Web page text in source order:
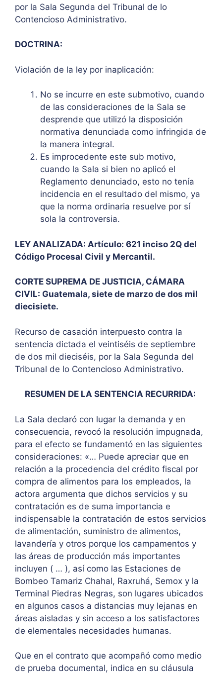
por la Sala Segunda del Tribunal de lo
Contencioso Administrativo.
DOCTRINA:
Violación de la ley por inaplicación:
No se incurre en este submotivo, cuando
de las consideraciones de la Sala se
desprende que utilizó la disposición
normativa denunciada como infringida de
la manera integral.
Es improcedente este sub motivo,
cuando la Sala si bien no aplicó el
Reglamento denunciado, esto no tenía
incidencia en el resultado del mismo, ya
que la norma ordinaria resuelve por sí
sola la controversia.
LEY ANALIZADA: Artículo: 621 inciso 2Q del
Código Procesal Civil y Mercantil.
CORTE SUPREMA DE JUSTICIA, CÁMARA
CIVIL: Guatemala, siete de marzo de dos mil
diecisiete.
Recurso de casación interpuesto contra la
sentencia dictada el veintiséis de septiembre
de dos mil dieciséis, por la Sala Segunda del
Tribunal de lo Contencioso Administrativo.
RESUMEN DE LA SENTENCIA RECURRIDA:
La Sala declaró con lugar la demanda y en
consecuencia, revocó la resolución impugnada,
para el efecto se fundamentó en las siguientes
consideraciones: «… Puede apreciar que en
relación a la procedencia del crédito fiscal por
compra de alimentos para los empleados, la
actora argumenta que dichos servicios y su
contratación es de suma importancia e
indispensable la contratación de estos servicios
de alimentación, suministro de alimentos,
lavandería y otros porque los campamentos y
las áreas de producción más importantes
incluyen ( … ), así como las Estaciones de
Bombeo Tamariz Chahal, Raxruhá, Semox y la
Terminal Piedras Negras, son lugares ubicados
en algunos casos a distancias muy lejanas en
áreas aisladas y sin acceso a los satisfactores
de elementales necesidades humanas.
Que en el contrato que acompañó como medio
de prueba documental, indica en su cláusula